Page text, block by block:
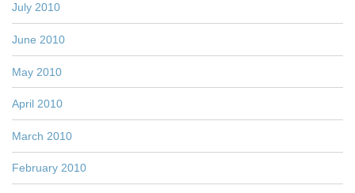
July 2010
June 2010
May 2010
April 2010
March 2010
February 2010